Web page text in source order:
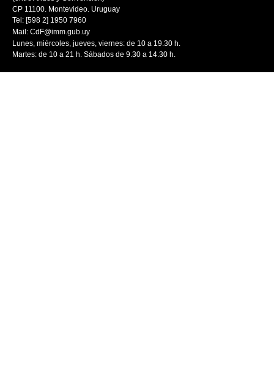
CP 11100. Montevideo. Uruguay
Tel: [598 2] 1950 7960
Mail: CdF@imm.gub.uy
Lunes, miércoles, jueves, viernes: de 10 a 19.30 h.
Martes: de 10 a 21 h. Sábados de 9.30 a 14.30 h.